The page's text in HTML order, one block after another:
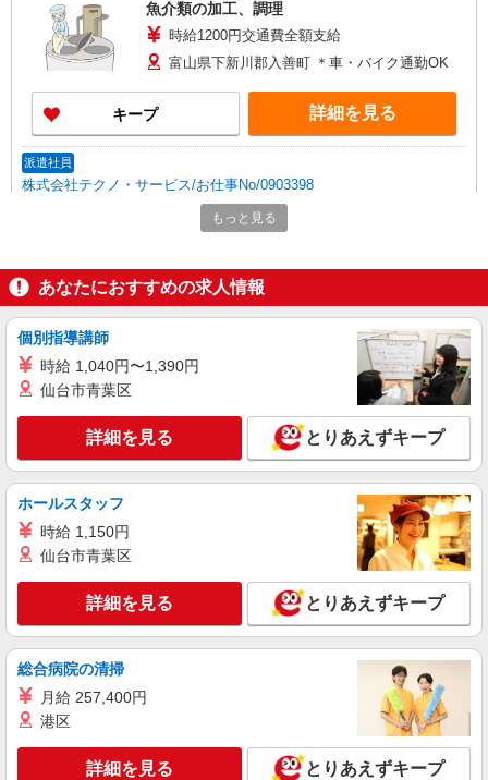
魚介類の加工、調理
時給1200円交通費全額支給
富山県下新川郡入善町 ＊車・バイク通勤OK
キープ 詳細を見る
派遣社員
株式会社テクノ・サービス/お仕事No/0903398
機械オペレーター作業
時給1300円交通費全額支給
キープ 詳細を見る
派遣社員
株式会社テクノ・サービス/お仕事No/0885188
時給1400円交通費全額支給
富山県下新川郡入善町 ＊車・バイク通勤OK
詳細を見る
派遣社員
株式会社テクノ・サービス/お仕事No/0891798
加工機オペレーター
時給1550円交通費全額支給
富山県下新川郡入善町 ＊車・バイク通勤OK
詳細を見る
もっと見る
あなたにおすすめの求人情報
個別指導講師
時給 1,040円〜1,390円
仙台市青葉区
詳細を見る とりあえずキープ
ホールスタッフ
時給 1,150円
仙台市青葉区
詳細を見る とりあえずキープ
総合病院の清掃
月給 257,400円
港区
詳細を見る とりあえずキープ